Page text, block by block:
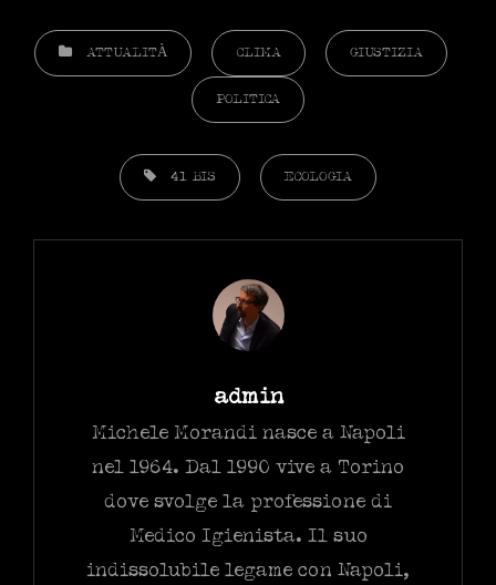
CATEGORIES
ATTUALITÀ CLIMA GIUSTIZIA
POLITICA
TAGS,
41 BIS ECOLOGIA
Author:
admin
Michele Morandi nasce a Napoli
nel 1964. Dal 1990 vive a Torino
dove svolge la professione di
Medico Igienista. Il suo
indissolubile legame con Napoli,